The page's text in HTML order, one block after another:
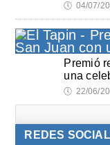
🕔 04/07/
Premió
una
🕔 22/06/
REDES